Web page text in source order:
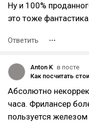
Ну и 100%
это тоже
Ответить
Anton K в посте
Абсолютно
часа. Фрилансер
пользуется